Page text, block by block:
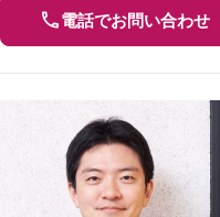
電話でお問い合わせ